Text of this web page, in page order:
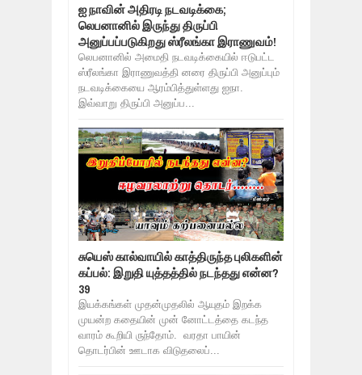
ஐ நாவின் அதிரடி நடவடிக்கை;
லெபனானில் இருந்து திருப்பி
அனுப்பப்படுகிறது ஸ்ரீலங்கா இராணுவம்!
லெபனானில் அமைதி நடவடிக்கையில் ஈடுபட்ட
ஸ்ரீலங்கா இராணுவத்தி னரை திருப்பி அனுப்பும்
நடவடிக்கையை ஆரம்பித்துள்ளது ஐநா.
இவ்வாறு திருப்பி அனுப்ப...
சுயெஸ் கால்வாயில் காத்திருந்த புலிகளின்
கப்பல்: இறுதி யுத்தத்தில் நடந்தது என்ன?
39
இயக்கங்கள் முதன்முதலில் ஆயுதம் இறக்க
முயன்ற கதையின் முன் னோட்டத்தை கடந்த
வாரம் கூறியி ருந்தோம். வரதா பாயின்
தொடர்பின் ஊடாக விடுதலைப்...